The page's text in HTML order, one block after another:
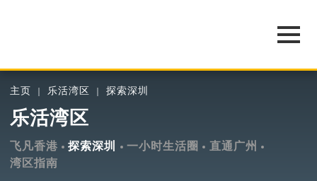
主页 乐活湾区 探索深圳
乐活湾区
飞凡香港 探索深圳 一小时生活圈
直通广州
湾区指南